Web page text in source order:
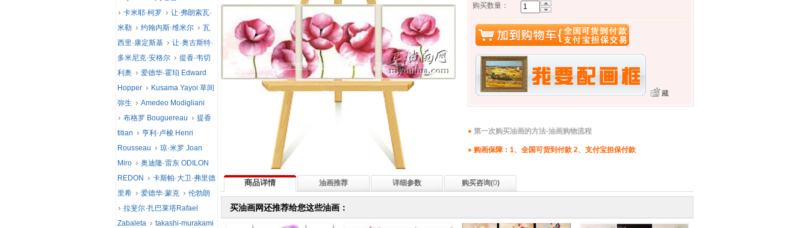
购买数量：
藏
第一次购买油画的方法-油画购物流程
购画保障：1、全国可货到付款 2、支付宝担保付款
商品详情 油画推荐 详细参数 购买咨询(0)
买油画网还推荐给您这些油画：
卡米耶·柯罗
让·弗朗索瓦·
米勒
约翰内斯·维米尔
瓦
西里·康定斯基
让·奥古斯特·
多米尼克·安格尔
提香·韦切
利奥
爱德华·霍珀 Edward
Hopper
Kusama Yayoi 草间
弥生
Amedeo Modigliani
布格罗 Bouguereau
提香
titian
亨利·卢梭 Henri
Rousseau
琼·米罗 Joan
Miro
奥迪隆·雷东 ODILON
REDON
卡斯帕·大卫·弗里德
里希
爱德华·蒙克
伦勃朗
拉斐尔·扎巴莱塔Rafael
Zabaleta
takashi-murakami